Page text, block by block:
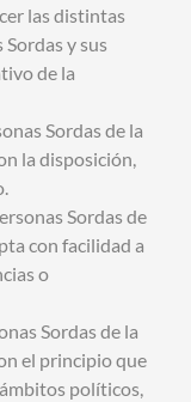
las distintas
y sus
de la
Sordas de la
la disposición,
Sordas de
con facilidad a
o
Sordas de la
el principio que
políticos,